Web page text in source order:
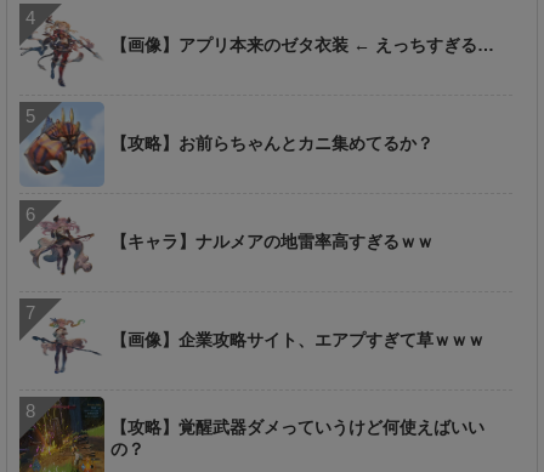
【画像】アプリ本来のゼタ衣装 ← えっちすぎる…
【攻略】お前らちゃんとカニ集めてるか？
【キャラ】ナルメアの地雷率高すぎるｗｗ
【画像】企業攻略サイト、エアプすぎて草ｗｗｗ
【攻略】覚醒武器ダメっていうけど何使えばいい
の？